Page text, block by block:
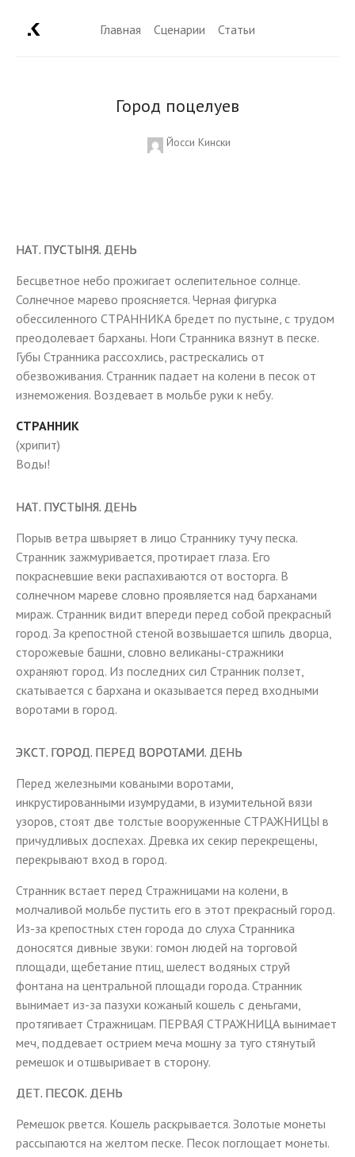
Главная Сценарии Статьи
Город поцелуев
Йосси Кински
НАТ. ПУСТЫНЯ. ДЕНЬ
Бесцветное небо прожигает ослепительное солнце.
Солнечное марево проясняется. Черная фигурка
обессиленного СТРАННИКА бредет по пустыне, с трудом
преодолевает барханы. Ноги Странника вязнут в песке.
Губы Странника рассохлись, растрескались от
обезвоживания. Странник падает на колени в песок от
изнеможения. Воздевает в мольбе руки к небу.
СТРАННИК
(хрипит)
Воды!
НАТ. ПУСТЫНЯ. ДЕНЬ
Порыв ветра швыряет в лицо Страннику тучу песка.
Странник зажмуривается, протирает глаза. Его
покрасневшие веки распахиваются от восторга. В
солнечном мареве словно проявляется над барханами
мираж. Странник видит впереди перед собой прекрасный
город. За крепостной стеной возвышается шпиль дворца,
сторожевые башни, словно великаны-стражники
охраняют город. Из последних сил Странник ползет,
скатывается с бархана и оказывается перед входными
воротами в город.
ЭКСТ. ГОРОД. ПЕРЕД ВОРОТАМИ. ДЕНЬ
Перед железными коваными воротами,
инкрустированными изумрудами, в изумительной вязи
узоров, стоят две толстые вооруженные СТРАЖНИЦЫ в
причудливых доспехах. Древка их секир перекрещены,
перекрывают вход в город.
Странник встает перед Стражницами на колени, в
молчаливой мольбе пустить его в этот прекрасный город.
Из-за крепостных стен города до слуха Странника
доносятся дивные звуки: гомон людей на торговой
площади, щебетание птиц, шелест водяных струй
фонтана на центральной площади города. Странник
вынимает из-за пазухи кожаный кошель с деньгами,
протягивает Стражницам. ПЕРВАЯ СТРАЖНИЦА вынимает
меч, поддевает острием меча мошну за туго стянутый
ремешок и отшвыривает в сторону.
ДЕТ. ПЕСОК. ДЕНЬ
Ремешок рвется. Кошель раскрывается. Золотые монеты
рассыпаются на желтом песке. Песок поглощает монеты.